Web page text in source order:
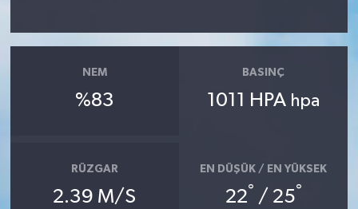
NEM
%83
BASINÇ
1011 HPA hpa
RÜZGAR
2.39 M/S
EN DÜŞÜK / EN YÜKSEK
22° / 25°